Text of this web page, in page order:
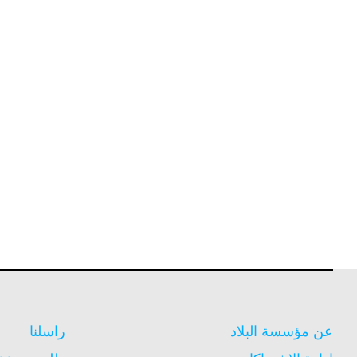
عن مؤسسة البلاد
راسلنا